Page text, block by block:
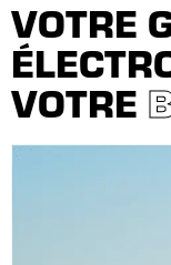
VOTRE
VOTRE